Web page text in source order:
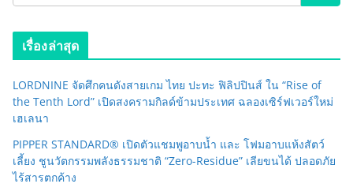
เรื่องล่าสุด
LORDNINE จัดศึกคนดังสายเกม ไทย ปะทะ ฟิลิปปินส์ ใน “Rise of
the Tenth Lord” เปิดสงครามกิลด์ข้ามประเทศ ฉลองเซิร์ฟเวอร์ใหม่
เฮเลนา
PIPPER STANDARD® เปิดตัวแชมพูอาบน้ำ และ โฟมอาบแห้งสัตว์
เลี้ยง ชูนวัตกรรมพลังธรรมชาติ “Zero-Residue” เลียขนได้ ปลอดภัย
ไร้สารตกค้าง